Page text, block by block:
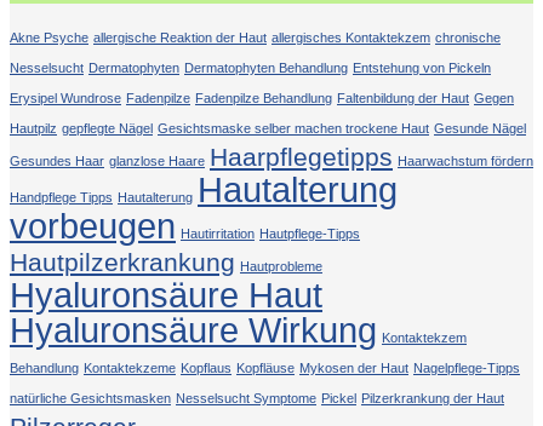
Akne Psyche allergische Reaktion der Haut allergisches Kontaktekzem chronische
Nesselsucht Dermatophyten Dermatophyten Behandlung Entstehung von Pickeln
Erysipel Wundrose Fadenpilze Fadenpilze Behandlung Faltenbildung der Haut Gegen
Hautpilz gepflegte Nägel Gesichtsmaske selber machen trockene Haut Gesunde Nägel
Gesundes Haar glanzlose Haare Haarpflegetipps Haarwachstum fördern
Handpflege Tipps Hautalterung Hautalterung
vorbeugen Hautirritation Hautpflege-Tipps
Hautpilzerkrankung Hautprobleme
Hyaluronsäure Haut
Hyaluronsäure Wirkung Kontaktekzem
Behandlung Kontaktekzeme Kopflaus Kopfläuse Mykosen der Haut Nagelpflege-Tipps
natürliche Gesichtsmasken Nesselsucht Symptome Pickel Pilzerkrankung der Haut